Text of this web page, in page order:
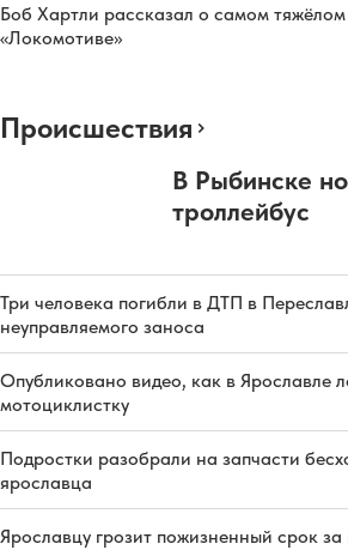
Боб Хартли рассказал о самом
«Локомотиве»
Происшествия
В Рыбинске
троллейбус
Три человека погибли в ДТП в
неуправляемого заноса
Опубликовано видео, как в Ярославле
мотоциклистку
Подростки разобрали на запчасти
ярославца
Ярославцу грозит пожизненный срок за